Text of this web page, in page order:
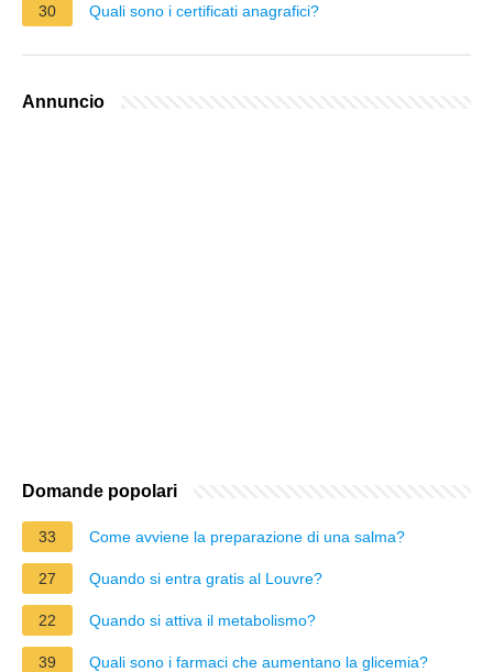
30 Quali sono i certificati anagrafici?
Annuncio
Domande popolari
33 Come avviene la preparazione di una salma?
27 Quando si entra gratis al Louvre?
22 Quando si attiva il metabolismo?
39 Quali sono i farmaci che aumentano la glicemia?